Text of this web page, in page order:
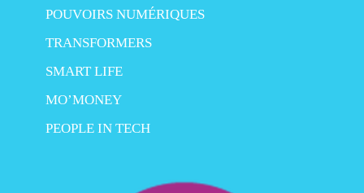
POUVOIRS NUMÉRIQUES
TRANSFORMERS
SMART LIFE
MO’MONEY
PEOPLE IN TECH